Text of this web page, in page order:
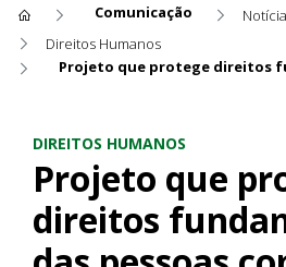
Comunicação
Direitos Humanos
DIREITOS HUMANOS
Projeto que
direitos